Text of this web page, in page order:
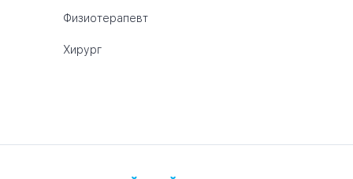
Физиотерапевт
Хирург